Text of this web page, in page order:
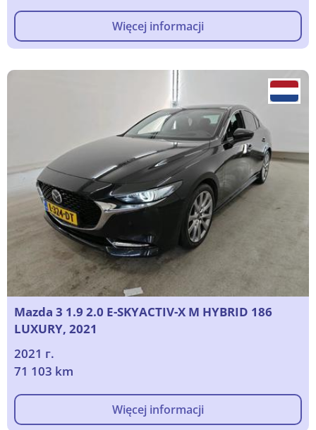
Więcej informacji
Mazda 3 1.9 2.0 E-SKYACTIV-X M HYBRID 186
LUXURY, 2021
2021 г.
71 103 km
Więcej informacji